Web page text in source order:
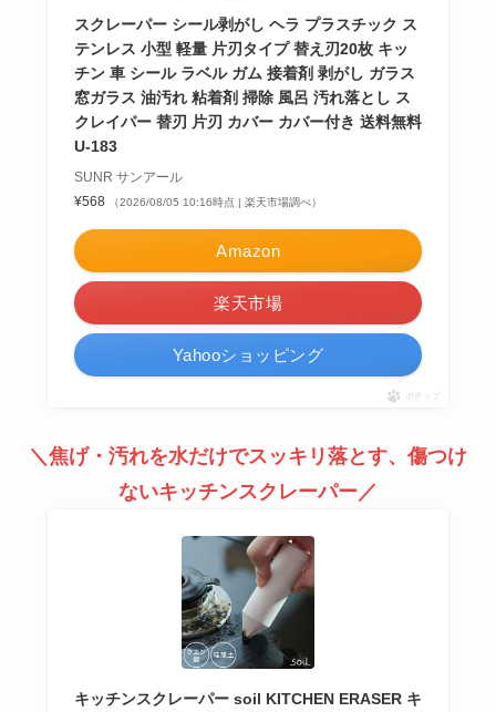
スクレーパー シール剥がし ヘラ プラスチック ス
テンレス 小型 軽量 片刃タイプ 替え刃20枚 キッ
チン 車 シール ラベル ガム 接着剤 剥がし ガラス
窓ガラス 油汚れ 粘着剤 掃除 風呂 汚れ落とし ス
クレイパー 替刃 片刃 カバー カバー付き 送料無料
U-183
SUNR サンアール
¥568
（2026/08/05 10:16時点 | 楽天市場調べ）
Amazon
楽天市場
Yahooショッピング
ポチップ
＼焦げ・汚れを水だけでスッキリ落とす、傷つけ
ないキッチンスクレーパー／
キッチンスクレーパー soil KITCHEN ERASER キ